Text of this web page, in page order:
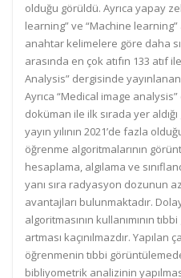
olduğu görüldü. Ayrıca yapay
learning” ve “Machine
anahtar kelimelere göre daha
arasında en çok atıfın 133 atıf
Analysis” dergisinde
Ayrıca “Medical image
doküman ile ilk sırada yer
yayın yılının 2021’de fazla
öğrenme algoritmalarının
hesaplama, algılama ve
yanı sıra radyasyon dozunun
avantajları bulunmaktadır.
algoritmasının kullanımının
artması kaçınılmazdır. Yapılan
öğrenmenin tıbbi
bibliyometrik analizinin